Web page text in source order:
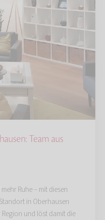
Team aus
Ruhe – mit diesen
in Oberhausen
und löst damit die